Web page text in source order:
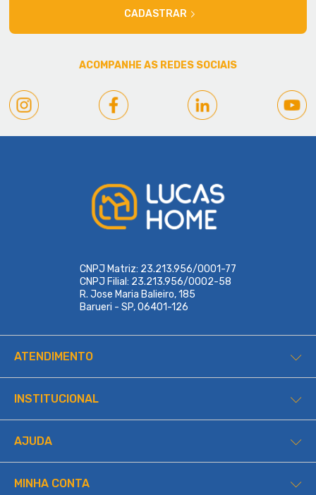
CADASTRAR
ACOMPANHE AS REDES SOCIAIS
CNPJ Matriz: 23.213.956/0001-77
CNPJ Filial: 23.213.956/0002-58
R. Jose Maria Balieiro, 185
Barueri - SP, 06401-126
ATENDIMENTO
INSTITUCIONAL
AJUDA
MINHA CONTA